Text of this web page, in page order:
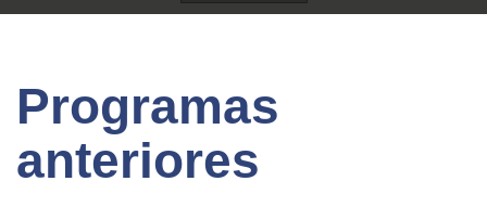
Programas
anteriores